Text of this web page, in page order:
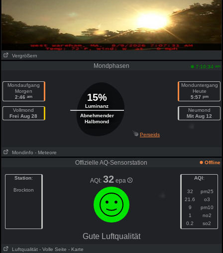
Vergrößern
Mondphasen 7:10:34 am
Mondaufgang
Morgen
2:46 am
Vollmond
Frei Aug 28
15%
Luminanz
Abnehmender
Halbmond
Monduntergang
Heute
5:57 pm
Neumond
Mit Aug 12
Perseids
Mondinfo - Meteore
Offizielle AQ-Sensorstation Offline
Station:
Brockton
AQI:32 epa AQI:
32
pm25
21.6
o3
9
pm10
1
no2
0.2
so2
Gute Luftqualität
Luftqualität - Volle Seite - Karte